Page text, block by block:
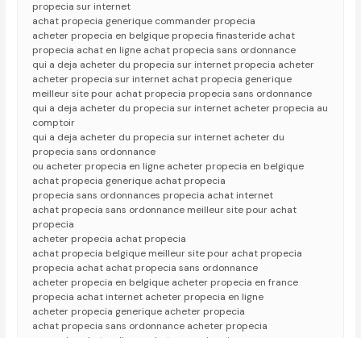
propecia sur internet
achat propecia generique commander propecia
acheter propecia en belgique propecia finasteride achat
propecia achat en ligne achat propecia sans ordonnance
qui a deja acheter du propecia sur internet propecia acheter
acheter propecia sur internet achat propecia generique
meilleur site pour achat propecia propecia sans ordonnance
qui a deja acheter du propecia sur internet acheter propecia au
comptoir
qui a deja acheter du propecia sur internet acheter du
propecia sans ordonnance
ou acheter propecia en ligne acheter propecia en belgique
achat propecia generique achat propecia
propecia sans ordonnances propecia achat internet
achat propecia sans ordonnance meilleur site pour achat
propecia
acheter propecia achat propecia
achat propecia belgique meilleur site pour achat propecia
propecia achat achat propecia sans ordonnance
acheter propecia en belgique acheter propecia en france
propecia achat internet acheter propecia en ligne
acheter propecia generique acheter propecia
achat propecia sans ordonnance acheter propecia